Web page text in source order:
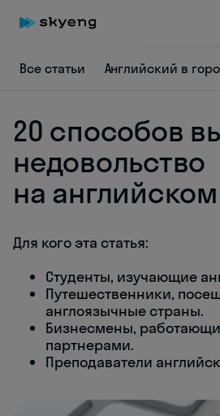
Все статьи Английский в
20 способов
недовольство
на английском
Для кого эта статья:
Студенты, изучающие
Путешественники,
англоязычные страны.
Бизнесмены,
партнерами.
Преподаватели